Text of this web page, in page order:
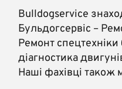
Bulldogservice
Бульдогсервіс –
Ремонт
діагностика
Наші фахівці також